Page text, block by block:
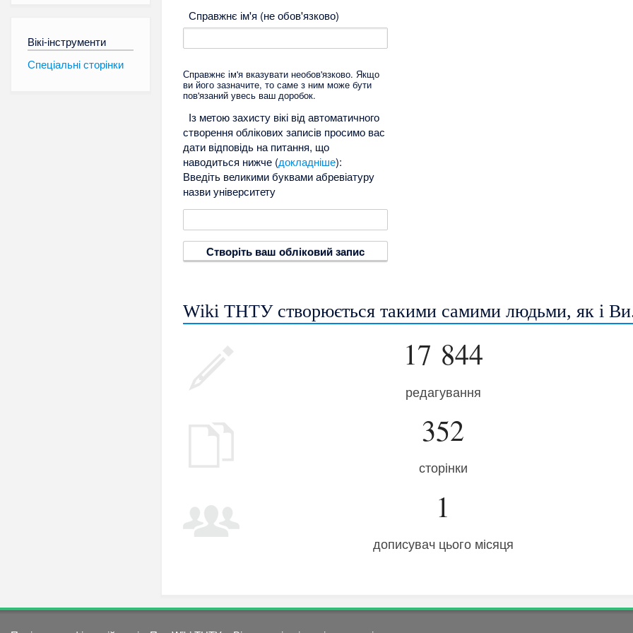
Вікі-інструменти
Спеціальні сторінки
Справжнє ім'я (не обов'язково)
Справжнє ім'я вказувати необов'язково. Якщо
ви його зазначите, то саме з ним може бути
пов'язаний увесь ваш доробок.
Із метою захисту вікі від автоматичного
створення облікових записів просимо вас
дати відповідь на питання, що
наводиться нижче (докладніше):
Введіть великими буквами абревіатуру
назви університету
Створіть ваш обліковий запис
Wiki ТНТУ створюється такими самими людьми, як і
17 844
редагування
352
сторінки
1
дописувач цього місяця